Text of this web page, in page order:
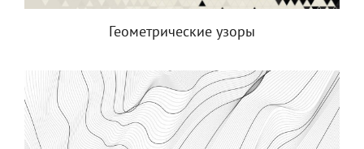
Геометрические узоры